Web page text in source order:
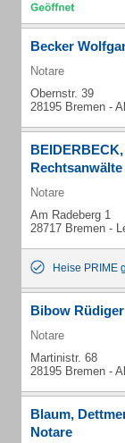
Becker
Notare
Obernstr. 39
28195 Bremen -
Notare
Am Radeberg 1
28717 Bremen -
Heise PRIME
Bibow Rüdiger
Notare
Martinistr. 68
28195 Bremen -
Blaum,
Notare